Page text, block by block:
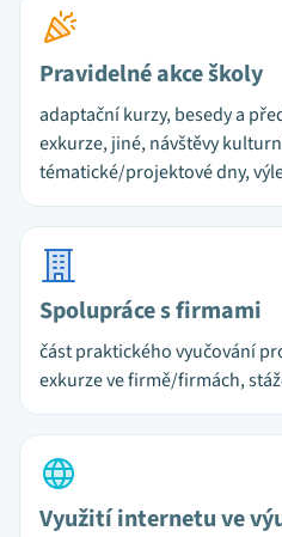
Pravidelné akce školy
adaptační kurzy, besedy a
exkurze, jiné, návštěvy
tématické/projektové dny,
Spolupráce s firmami
část praktického vyučování
exkurze ve firmě/firmách,
Využití internetu ve